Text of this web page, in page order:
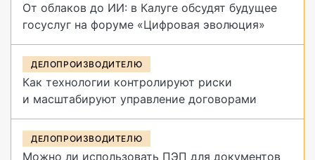
От облаков до ИИ: в Калуге обсудят будущее
госуслуг на форуме «Цифровая эволюция»
ДЕЛОПРОИЗВОДИТЕЛЮ
Как технологии контролируют риски
и масштабируют управление договорами
ДЕЛОПРОИЗВОДИТЕЛЮ
Можно ли использовать ПЭП для документов